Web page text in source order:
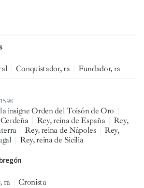
Conquistador, ra Fundador, ra
insigne Orden del Toisón de Oro
Rey, reina de España
Rey,
Rey, reina de Nápoles
Rey,
Rey, reina de Sicilia
ra Cronista